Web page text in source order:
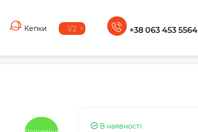
Кепки 1/2 +38 063 453 5564
В наявності